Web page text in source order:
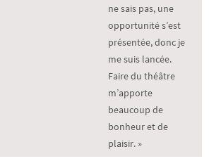
ne sais pas, une
opportunité s’est
présentée, donc je
me suis lancée.
Faire du théâtre
m’apporte
beaucoup de
bonheur et de
plaisir. »